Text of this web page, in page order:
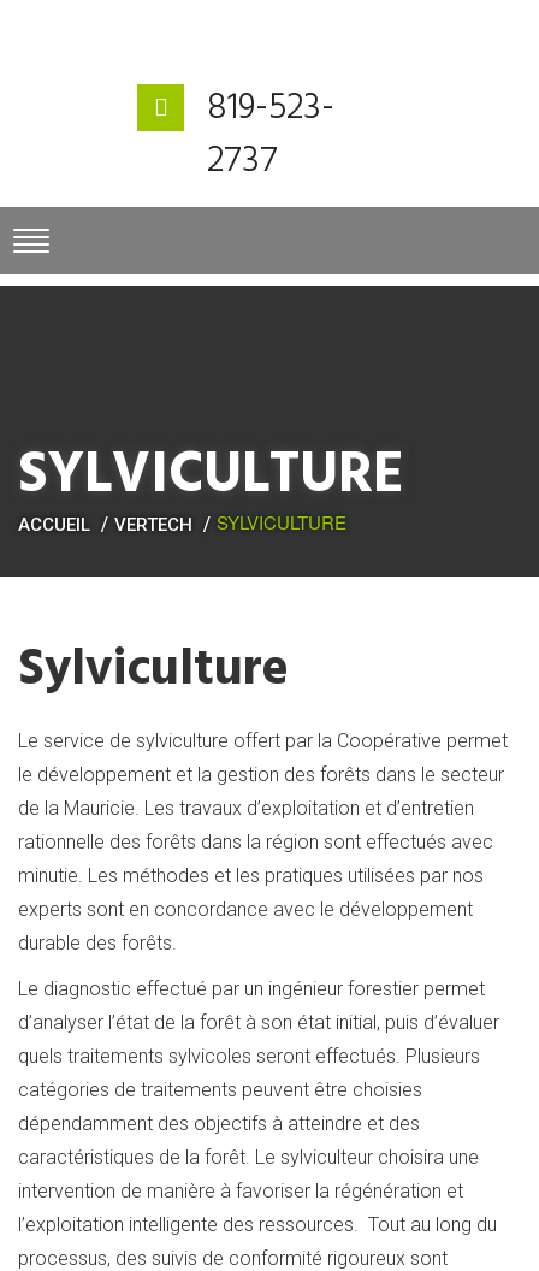
819-523-
2737
SYLVICULTURE
ACCUEIL VERTECH SYLVICULTURE
Sylviculture
Le service de sylviculture offert par la Coopérative permet
le développement et la gestion des forêts dans le secteur
de la Mauricie. Les travaux d’exploitation et d’entretien
rationnelle des forêts dans la région sont effectués avec
minutie. Les méthodes et les pratiques utilisées par nos
experts sont en concordance avec le développement
durable des forêts.
Le diagnostic effectué par un ingénieur forestier permet
d’analyser l’état de la forêt à son état initial, puis d’évaluer
quels traitements sylvicoles seront effectués. Plusieurs
catégories de traitements peuvent être choisies
dépendamment des objectifs à atteindre et des
caractéristiques de la forêt. Le sylviculteur choisira une
intervention de manière à favoriser la régénération et
l’exploitation intelligente des ressources. Tout au long du
processus, des suivis de conformité rigoureux sont